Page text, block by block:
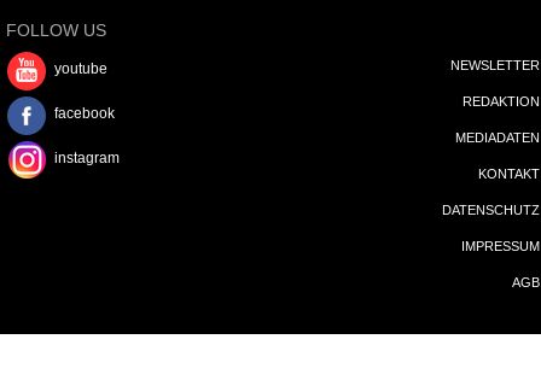
FOLLOW US
youtube
facebook
instagram
NEWSLETTER
REDAKTION
MEDIADATEN
KONTAKT
DATENSCHUTZ
IMPRESSUM
AGB